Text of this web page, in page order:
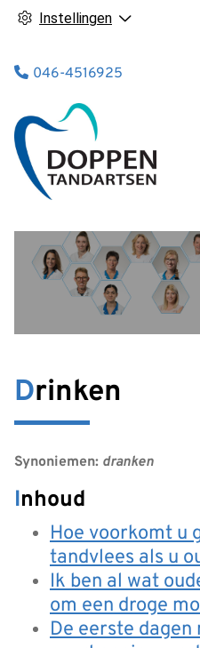
Instellingen
Tel:
046-4516925
Drinken
Synoniemen: dranken
Inhoud
Hoe voorkomt u
tandvlees als u
Ik ben al wat
om een droge
De eerste dagen